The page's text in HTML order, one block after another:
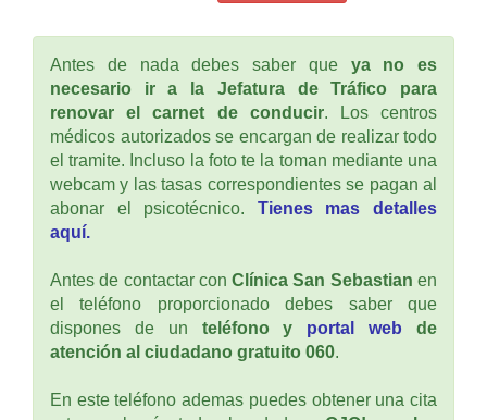
Antes de nada debes saber que ya no es
necesario ir a la Jefatura de Tráfico para
renovar el carnet de conducir. Los centros
médicos autorizados se encargan de realizar todo
el tramite. Incluso la foto te la toman mediante una
webcam y las tasas correspondientes se pagan al
abonar el psicotécnico. Tienes mas detalles
aquí.
Antes de contactar conClínica San Sebastian en
el teléfono proporcionado debes saber que
dispones de un teléfono y portal web de
atención al ciudadano gratuito 060.
En este teléfono ademas puedes obtener una cita